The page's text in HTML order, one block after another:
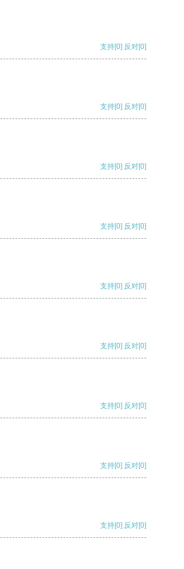
支持[0] 反对[0]
支持[0] 反对[0]
支持[0] 反对[0]
支持[0] 反对[0]
支持[0] 反对[0]
支持[0] 反对[0]
支持[0] 反对[0]
支持[0] 反对[0]
支持[0] 反对[0]